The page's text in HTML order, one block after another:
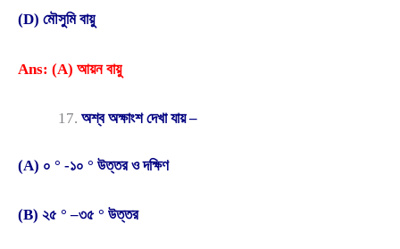
(D) মৌসুমি বায়ু
Ans: (A) আয়ন বায়ু
অশ্ব অক্ষাংশ দেখা যায় –
(A) ০ ° -১০ ° উত্তর ও দক্ষিণ
(B) ২৫ ° –৩৫ ° উত্তর